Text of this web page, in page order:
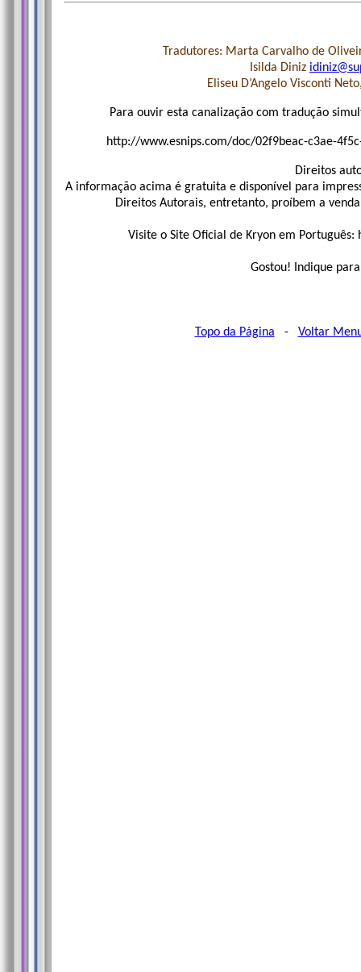
Tradutores: Marta Carvalho de
Isilda Diniz
Eliseu D’Angelo Visconti
Para ouvir esta canalização com tradução
http://www.esnips.com/doc/02f9beac-c3ae-
Direitos
A informação acima é gratuita e disponível para
Direitos Autorais, entretanto, proíbem a
Visite o Site Oficial de Kryon em
Gostou! Indique
Topo da Página - Voltar